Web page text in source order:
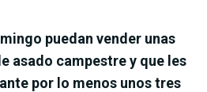
puedan vender unas
asado campestre y que les
por lo menos unos tres